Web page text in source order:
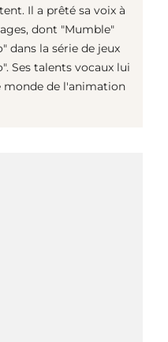
Il a prêté sa voix à
dont "Mumble"
dans la série de jeux
Ses talents vocaux lui
monde de l'animation